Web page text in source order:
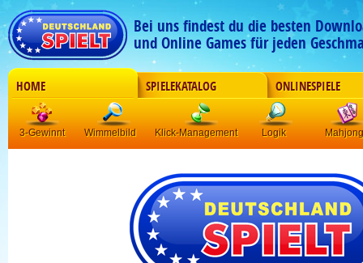
Bei uns findest du die besten
und Online Games für jeden
HOME SPIELEKATALOG ONLINESPIELE
3-Gewinnt Wimmelbild Klick-Management Logik Mahjong